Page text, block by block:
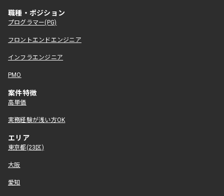
職種・ポジション
プログラマー(PG)
フロントエンドエンジニア
インフラエンジニア
PMO
案件特徴
高単価
実務経験が浅い方OK
エリア
東京都(23区)
大阪
愛知